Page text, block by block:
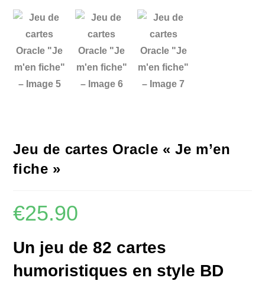
Jeu de cartes Oracle « Je m’en
fiche »
€25.90
Un jeu de 82 cartes
humoristiques en style BD